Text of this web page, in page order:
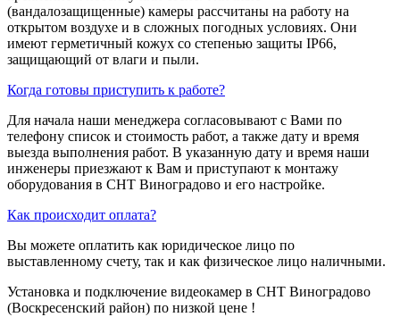
(вандалозащищенные) камеры рассчитаны на работу на
открытом воздухе и в сложных погодных условиях. Они
имеют герметичный кожух со степенью защиты IP66,
защищающий от влаги и пыли.
Когда готовы приступить к работе?
Для начала наши менеджера согласовывают с Вами по
телефону список и стоимость работ, а также дату и время
выезда выполнения работ. В указанную дату и время наши
инженеры приезжают к Вам и приступают к монтажу
оборудования в СНТ Виноградово и его настройке.
Как происходит оплата?
Вы можете оплатить как юридическое лицо по
выставленному счету, так и как физическое лицо наличными.
Установка и подключение видеокамер в СНТ Виноградово
(Воскресенский район) по низкой цене !